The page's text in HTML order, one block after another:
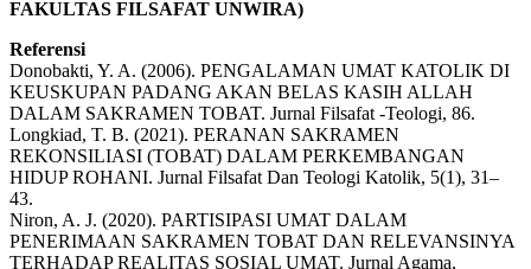
FAKULTAS FILSAFAT UNWIRA)
Referensi
Donobakti, Y. A. (2006). PENGALAMAN UMAT KATOLIK DI
KEUSKUPAN PADANG AKAN BELAS KASIH ALLAH
DALAM SAKRAMEN TOBAT. Jurnal Filsafat -Teologi, 86.
Longkiad, T. B. (2021). PERANAN SAKRAMEN
REKONSILIASI (TOBAT) DALAM PERKEMBANGAN
HIDUP ROHANI. Jurnal Filsafat Dan Teologi Katolik, 5(1), 31–
43.
Niron, A. J. (2020). PARTISIPASI UMAT DALAM
PENERIMAAN SAKRAMEN TOBAT DAN RELEVANSINYA
TERHADAP REALITAS SOSIAL UMAT. Jurnal Agama,